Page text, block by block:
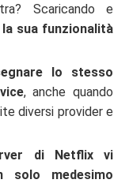
Scaricando e
sua funzionalità
lo stesso
, anche quando
diversi provider e
di Netflix vi
solo medesimo